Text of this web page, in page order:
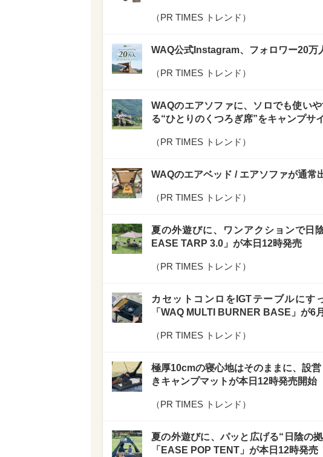
（PR TIMES トレンド ）
WAQ公式Instagram、フォロワー20万
（PR TIMES トレンド ）
WAQのエアソファに、ソロでも使い
る“ひとりのくつろぎ席”をキャンプサ
（PR TIMES トレンド ）
WAQのエアベッド / エアソファが通常
（PR TIMES トレンド ）
夏の外遊びに、ワンアクションで日
EASE TARP 3.0」が本日12時発売
（PR TIMES トレンド ）
カセットコンロをIGTテーブルにす
「WAQ MULTI BURNER BASE」が6
（PR TIMES トレンド ）
極厚10cmの寝心地はそのままに、設
きキャンプマットが本日12時発売開始
（PR TIMES トレンド ）
夏の外遊びに、パッと広げる“日陰の
「EASE POP TENT」が本日12時発売